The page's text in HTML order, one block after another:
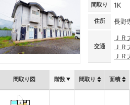
間取り 1K
住所 長野
交通
Ｊ
Ｊ
Ｊ
間取り図 階数 間取り 面積